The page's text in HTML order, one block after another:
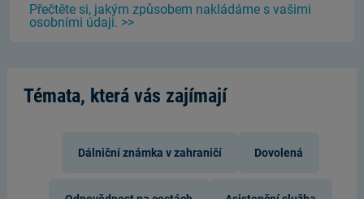
Přečtěte si, jakým způsobem nakládáme s vašimi
osobními údaji. >>
Témata, která vás zajímají
Dálniční známka v zahraničí Dovolená